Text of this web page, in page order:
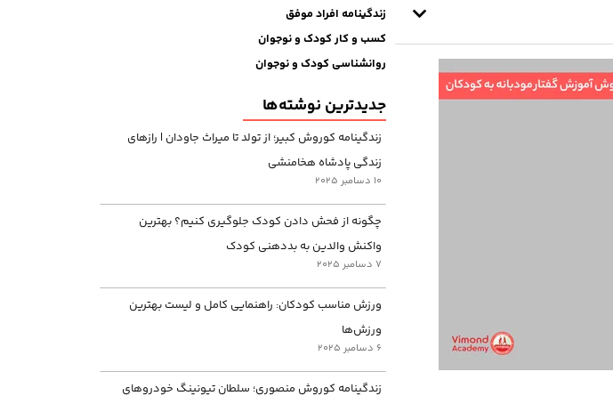
زندگینامه افراد موفق
کسب و کار کودک و نوجوان
روانشناسی کودک و نوجوان
جدیدترین نوشته‌ها
زندگینامه کوروش کبیر؛ از تولد تا میراث جاودان | رازهای
زندگی پادشاه هخامنشی
10 دسامبر 2025
چگونه از فحش دادن کودک جلوگیری کنیم؟ بهترین
واکنش والدین به بددهنی کودک
7 دسامبر 2025
ورزش مناسب کودکان: راهنمایی کامل و لیست بهترین
ورزش‌ها
6 دسامبر 2025
زندگینامه کوروش منصوری؛ سلطان تیونینگ خودروهای